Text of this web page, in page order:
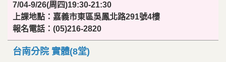
7/04-9/26(周四)19:30-21:30
上課地點：嘉義市東區吳鳳北路291號4樓
報名電話：(05)216-2820
台南分院 實體(8堂)